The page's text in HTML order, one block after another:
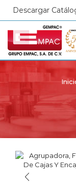
Descargar